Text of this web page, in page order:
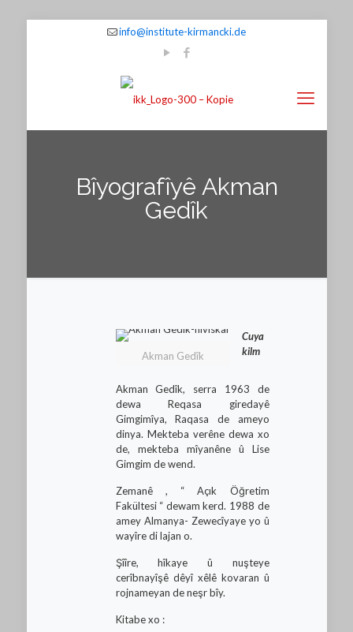
info@institute-kirmancki.de
Bîyografîyê Akman
Gedîk
Akman Gedîk
Cuya
kilm
Akman Gedîk, serra 1963 de
dewa Reqasa giredayê
Gimgimîya, Raqasa de ameyo
dinya. Mekteba verêne dewa xo
de, mekteba mîyanêne û Lise
Gimgim de wend.
Zemanê , “ Açık Öğretim
Fakültesi “ dewam kerd. 1988 de
amey Almanya- Zewecîyaye yo û
wayîre di lajan o.
Şîîre, hîkaye û nuşteye
cerîbnayîşê dêyî xêlê kovaran û
rojnameyan de neşr bîy.
Kitabe xo :